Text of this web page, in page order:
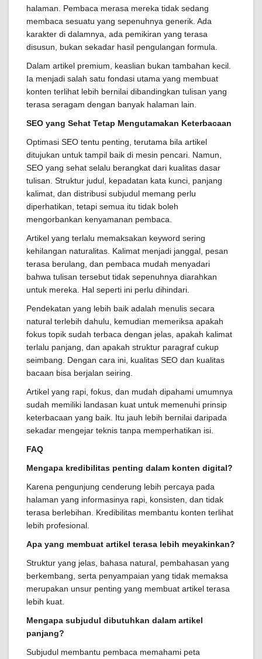
halaman. Pembaca merasa mereka tidak sedang
membaca sesuatu yang sepenuhnya generik. Ada
karakter di dalamnya, ada pemikiran yang terasa
disusun, bukan sekadar hasil pengulangan formula.
Dalam artikel premium, keaslian bukan tambahan kecil.
Ia menjadi salah satu fondasi utama yang membuat
konten terlihat lebih bernilai dibandingkan tulisan yang
terasa seragam dengan banyak halaman lain.
SEO yang Sehat Tetap Mengutamakan Keterbacaan
Optimasi SEO tentu penting, terutama bila artikel
ditujukan untuk tampil baik di mesin pencari. Namun,
SEO yang sehat selalu berangkat dari kualitas dasar
tulisan. Struktur judul, kepadatan kata kunci, panjang
kalimat, dan distribusi subjudul memang perlu
diperhatikan, tetapi semua itu tidak boleh
mengorbankan kenyamanan pembaca.
Artikel yang terlalu memaksakan keyword sering
kehilangan naturalitas. Kalimat menjadi janggal, pesan
terasa berulang, dan pembaca mudah menyadari
bahwa tulisan tersebut tidak sepenuhnya diarahkan
untuk mereka. Hal seperti ini perlu dihindari.
Pendekatan yang lebih baik adalah menulis secara
natural terlebih dahulu, kemudian memeriksa apakah
fokus topik sudah terbaca dengan jelas, apakah kalimat
terlalu panjang, dan apakah struktur paragraf cukup
seimbang. Dengan cara ini, kualitas SEO dan kualitas
bacaan bisa berjalan seiring.
Artikel yang rapi, fokus, dan mudah dipahami umumnya
sudah memiliki landasan kuat untuk memenuhi prinsip
keterbacaan yang baik. Itu jauh lebih bernilai daripada
sekadar mengejar teknis tanpa memperhatikan isi.
FAQ
Mengapa kredibilitas penting dalam konten digital?
Karena pengunjung cenderung lebih percaya pada
halaman yang informasinya rapi, konsisten, dan tidak
terasa berlebihan. Kredibilitas membantu konten terlihat
lebih profesional.
Apa yang membuat artikel terasa lebih meyakinkan?
Struktur yang jelas, bahasa natural, pembahasan yang
berkembang, serta penyampaian yang tidak memaksa
merupakan unsur penting yang membuat artikel terasa
lebih kuat.
Mengapa subjudul dibutuhkan dalam artikel
panjang?
Subjudul membantu pembaca memahami peta